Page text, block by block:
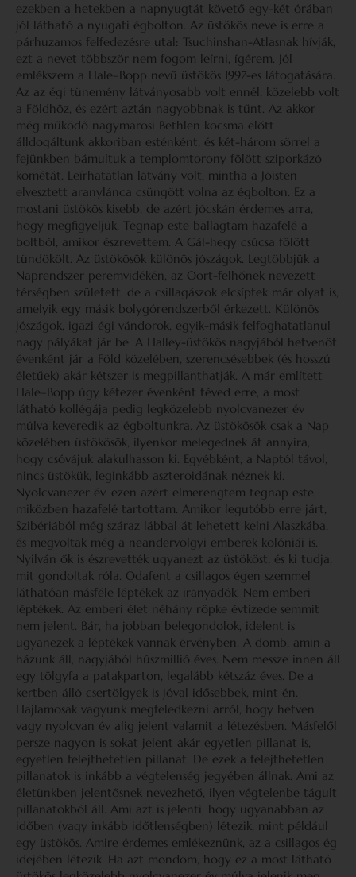
ezekben a hetekben a napnyugtát követő egy-két órában
jól látható a nyugati égbolton. Az üstökös neve is erre a
párhuzamos felfedezésre utal: Tsuchinshan-Atlasnak hívják,
ezt a nevet többször nem fogom leírni, ígérem. Jól
emlékszem a Hale–Bopp nevű üstökös 1997-es látogatására.
Az az égi tünemény látványosabb volt ennél, közelebb volt
a Földhöz, és ezért aztán nagyobbnak is tűnt. Az akkor
még működő nagymarosi Bethlen kocsma előtt
álldogáltunk akkoriban esténként, és két-három sörrel a
fejünkben bámultuk a templomtorony fölött sziporkázó
kométát. Leírhatatlan látvány volt, mintha a Jóisten
elvesztett aranylánca csüngött volna az égbolton. Ez a
mostani üstökös kisebb, de azért jócskán érdemes arra,
hogy megfigyeljük. Tegnap este ballagtam hazafelé a
boltból, amikor észrevettem. A Gál-hegy csúcsa fölött
tündökölt. Az üstökösök különös jószágok. Legtöbbjük a
Naprendszer peremvidékén, az Oort-felhőnek nevezett
térségben született, de a csillagászok elcsíptek már olyat is,
amelyik egy másik bolygórendszerből érkezett. Különös
jószágok, igazi égi vándorok, egyik-másik felfoghatatlanul
nagy pályákat jár be. A Halley-üstökös nagyjából hetvenöt
évenként jár a Föld közelében, szerencsésebbek (és hosszú
életűek) akár kétszer is megpillanthatják. A már említett
Hale–Bopp úgy kétezer évenként téved erre, a most
látható kollégája pedig legközelebb nyolcvanezer év
múlva keveredik az égboltunkra. Az üstökösök csak a Nap
közelében üstökösök, ilyenkor melegednek át annyira,
hogy csóvájuk alakulhasson ki. Egyébként, a Naptól távol,
nincs üstökük, leginkább aszteroidának néznek ki.
Nyolcvanezer év, ezen azért elmerengtem tegnap este,
miközben hazafelé tartottam. Amikor legutóbb erre járt,
Szibériából még száraz lábbal át lehetett kelni Alaszkába,
és megvoltak még a neandervölgyi emberek kolóniái is.
Nyilván ők is észrevették ugyanezt az üstököst, és ki tudja,
mit gondoltak róla. Odafent a csillagos égen szemmel
láthatóan másféle léptékek az irányadók. Nem emberi
léptékek. Az emberi élet néhány röpke évtizede semmit
nem jelent. Bár, ha jobban belegondolok, idelent is
ugyanezek a léptékek vannak érvényben. A domb, amin a
házunk áll, nagyjából húszmillió éves. Nem messze innen áll
egy tölgyfa a patakparton, legalább kétszáz éves. De a
kertben álló csertölgyek is jóval idősebbek, mint én.
Hajlamosak vagyunk megfeledkezni arról, hogy hetven
vagy nyolcvan év alig jelent valamit a létezésben. Másfelől
persze nagyon is sokat jelent akár egyetlen pillanat is,
egyetlen felejthetetlen pillanat. De ezek a felejthetetlen
pillanatok is inkább a végtelenség jegyében állnak. Ami az
életünkben jelentősnek nevezhető, ilyen végtelenbe tágult
pillanatokból áll. Ami azt is jelenti, hogy ugyanabban az
időben (vagy inkább időtlenségben) létezik, mint például
egy üstökös. Amire érdemes emlékeznünk, az a csillagos ég
idejében létezik. Ha azt mondom, hogy ez a most látható